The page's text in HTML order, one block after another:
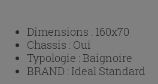
Dimensions : 160x70
Chassis : Oui
Typologie :Baignoire
BRAND : Ideal Standard